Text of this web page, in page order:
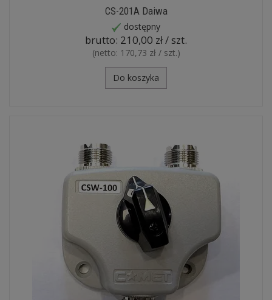
CS-201A Daiwa
dostępny
brutto: 210,00 zł / szt.
(netto: 170,73 zł / szt.)
Do koszyka